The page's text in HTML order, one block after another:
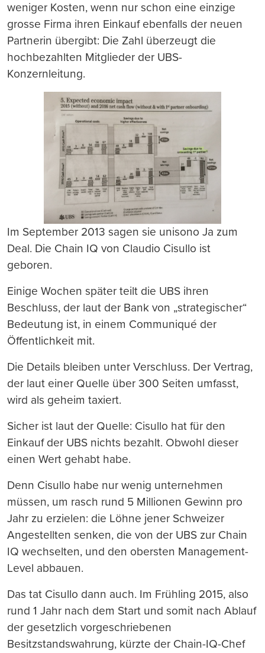
weniger Kosten, wenn nur schon eine einzige
grosse Firma ihren Einkauf ebenfalls der neuen
Partnerin übergibt: Die Zahl überzeugt die
hochbezahlten Mitglieder der UBS-
Konzernleitung.
Im September 2013 sagen sie unisono Ja zum
Deal. Die Chain IQ von Claudio Cisullo ist
geboren.
Einige Wochen später teilt die UBS ihren
Beschluss, der laut der Bank von „strategischer“
Bedeutung ist, in einem Communiqué der
Öffentlichkeit mit.
Die Details bleiben unter Verschluss. Der Vertrag,
der laut einer Quelle über 300 Seiten umfasst,
wird als geheim taxiert.
Sicher ist laut der Quelle: Cisullo hat für den
Einkauf der UBS nichts bezahlt. Obwohl dieser
einen Wert gehabt habe.
Denn Cisullo habe nur wenig unternehmen
müssen, um rasch rund 5 Millionen Gewinn pro
Jahr zu erzielen: die Löhne jener Schweizer
Angestellten senken, die von der UBS zur Chain
IQ wechselten, und den obersten Management-
Level abbauen.
Das tat Cisullo dann auch. Im Frühling 2015, also
rund 1 Jahr nach dem Start und somit nach Ablauf
der gesetzlich vorgeschriebenen
Besitzstandswahrung, kürzte der Chain-IQ-Chef